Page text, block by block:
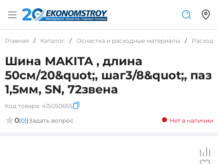
Главная / Каталог / Оснастка и расходные материалы /
Шина MAKITA , длина
50см/20&quot;, шаг3/8&quot;, паз
1,5мм, SN, 72звена
Код товара: 415050655
0(0)|Задать вопрос Нет в наличии